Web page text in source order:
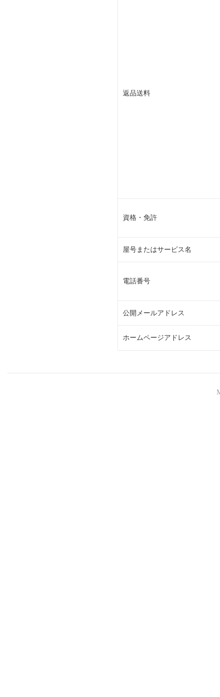
返品送料
資格・免許
屋号またはサービス名
電話番号
公開メールアドレス
ホームページアドレス